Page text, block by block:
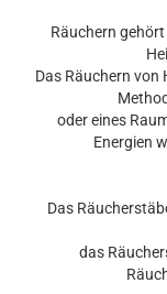
Räuchern
Das Räuchern von
oder eines
Energien
Das
das